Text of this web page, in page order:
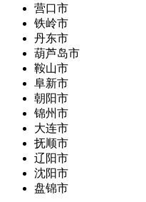
营口市
铁岭市
丹东市
葫芦岛市
鞍山市
阜新市
朝阳市
锦州市
大连市
抚顺市
辽阳市
沈阳市
盘锦市